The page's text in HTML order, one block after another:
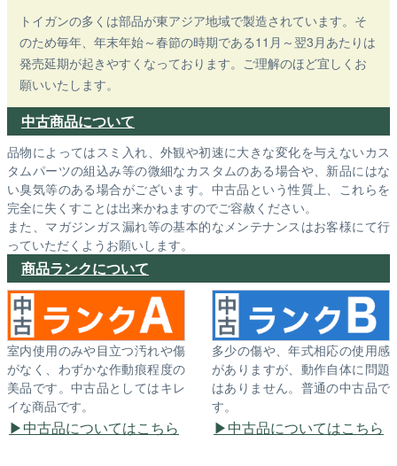
トイガンの多くは部品が東アジア地域で製造されています。そ
のため毎年、年末年始～春節の時期である11月～翌3月あたりは
発売延期が起きやすくなっております。ご理解のほど宜しくお
願いいたします。
中古商品について
品物によってはスミ入れ、外観や初速に大きな変化を与えないカス
タムパーツの組込み等の微細なカスタムのある場合や、新品にはな
い臭気等のある場合がございます。中古品という性質上、これらを
完全に失くすことは出来かねますのでご容赦ください。
また、マガジンガス漏れ等の基本的なメンテナンスはお客様にて行
っていただくようお願いします。
商品ランクについて
室内使用のみや目立つ汚れや傷
がなく、わずかな作動痕程度の
美品です。中古品としてはキレ
イな商品です。
中古品についてはこちら
多少の傷や、年式相応の使用感
がありますが、動作自体に問題
はありません。普通の中古品で
す。
中古品についてはこちら